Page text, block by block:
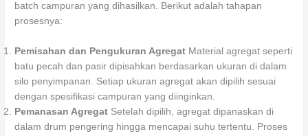
batch campuran yang dihasilkan. Berikut adalah tahapan
prosesnya:
Pemisahan dan Pengukuran Agregat Material agregat seperti
batu pecah dan pasir dipisahkan berdasarkan ukuran di dalam
silo penyimpanan. Setiap ukuran agregat akan dipilih sesuai
dengan spesifikasi campuran yang diinginkan.
Pemanasan Agregat Setelah dipilih, agregat dipanaskan di
dalam drum pengering hingga mencapai suhu tertentu. Proses